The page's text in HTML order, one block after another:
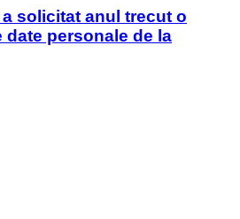
solicitat anul trecut o
personale de la